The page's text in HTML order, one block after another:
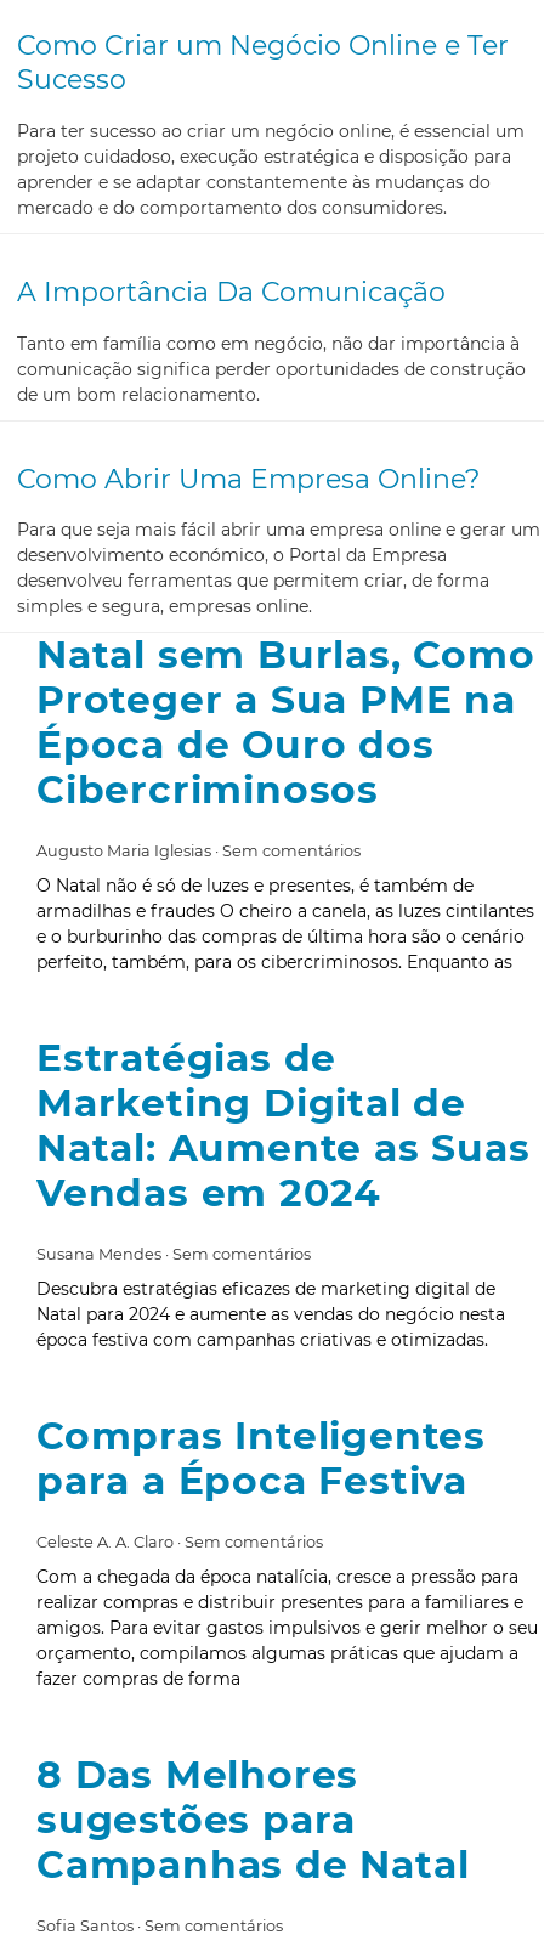
Como Criar um Negócio Online e Ter
Sucesso
Para ter sucesso ao criar um negócio online, é essencial um
projeto cuidadoso, execução estratégica e disposição para
aprender e se adaptar constantemente às mudanças do
mercado e do comportamento dos consumidores.
A Importância Da Comunicação
Tanto em família como em negócio, não dar importância à
comunicação significa perder oportunidades de construção
de um bom relacionamento.
Como Abrir Uma Empresa Online?
Para que seja mais fácil abrir uma empresa online e gerar um
desenvolvimento económico, o Portal da Empresa
desenvolveu ferramentas que permitem criar, de forma
simples e segura, empresas online.
Natal sem Burlas, Como
Proteger a Sua PME na
Época de Ouro dos
Cibercriminosos
Augusto Maria Iglesias Sem comentários
O Natal não é só de luzes e presentes, é também de
armadilhas e fraudes O cheiro a canela, as luzes cintilantes
e o burburinho das compras de última hora são o cenário
perfeito, também, para os cibercriminosos. Enquanto as
Estratégias de
Marketing Digital de
Natal: Aumente as Suas
Vendas em 2024
Susana Mendes Sem comentários
Descubra estratégias eficazes de marketing digital de
Natal para 2024 e aumente as vendas do negócio nesta
época festiva com campanhas criativas e otimizadas.
Compras Inteligentes
para a Época Festiva
Celeste A. A. Claro Sem comentários
Com a chegada da época natalícia, cresce a pressão para
realizar compras e distribuir presentes para a familiares e
amigos. Para evitar gastos impulsivos e gerir melhor o seu
orçamento, compilamos algumas práticas que ajudam a
fazer compras de forma
8 Das Melhores
sugestões para
Campanhas de Natal
Sofia Santos Sem comentários